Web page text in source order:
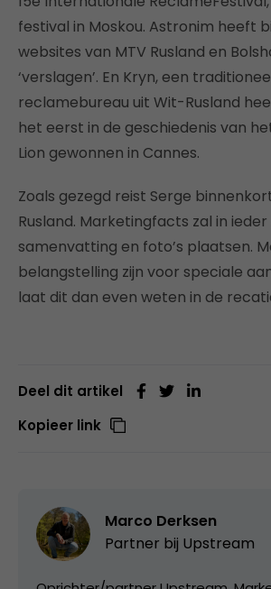
festival in Moskou. Astronim heeft
websites van MTV Rusland en
‘verslagen’. En Kryn, een
reclamebureau uit Wit-Rusland
het eerst in de geschiedenis van
Lion gewonnen in Cannes.
Zoals gezegd reist Serge
Rusland. Marketingfacts zal in
samenvatting en foto’s plaatsen.
belangstelling zijn voor speciale
laat dit dan even weten in de
Deel dit artikel
Kopieer link
Marco Derksen
Partner bij Upstream